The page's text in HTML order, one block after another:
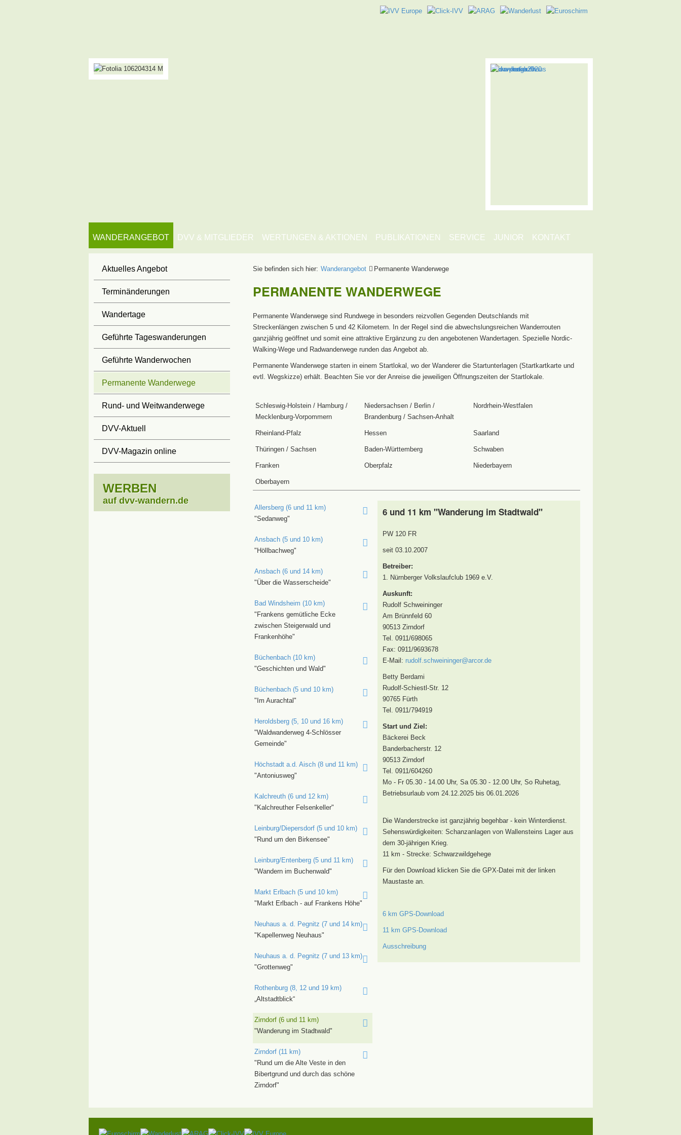
WANDERANGEBOT DVV & MITGLIEDER WERTUNGEN & AKTIONEN PUBLIKATIONEN SERVICE JUNIOR KONTAKT
Sie befinden sich hier: Wanderangebot Permanente Wanderwege
PERMANENTE WANDERWEGE
Permanente Wanderwege sind Rundwege in besonders reizvollen Gegenden Deutschlands mit
Streckenlängen zwischen 5 und 42 Kilometern. In der Regel sind die abwechslungsreichen Wanderrouten
ganzjährig geöffnet und somit eine attraktive Ergänzung zu den angebotenen Wandertagen. Spezielle Nordic-
Walking-Wege und Radwanderwege runden das Angebot ab.
Permanente Wanderwege starten in einem Startlokal, wo der Wanderer die Startunterlagen (Startkartkarte und
evtl. Wegskizze) erhält. Beachten Sie vor der Anreise die jeweiligen Öffnungszeiten der Startlokale.
Schleswig-Holstein / Hamburg /
Mecklenburg-Vorpommern
Niedersachsen / Berlin /
Brandenburg / Sachsen-Anhalt
Nordrhein-Westfalen
Rheinland-Pfalz Hessen Saarland
Thüringen / Sachsen Baden-Württemberg Schwaben
Franken Oberpfalz Niederbayern
Oberbayern
Allersberg (6 und 11 km)
"Sedanweg"
Ansbach (5 und 10 km)
"Höllbachweg"
Ansbach (6 und 14 km)
"Über die Wasserscheide"
Bad Windsheim (10 km)
"Frankens gemütliche Ecke
zwischen Steigerwald und
Frankenhöhe"
Büchenbach (10 km)
"Geschichten und Wald"
Büchenbach (5 und 10 km)
"Im Aurachtal"
Heroldsberg (5, 10 und 16 km)
"Waldwanderweg 4-Schlösser
Gemeinde"
Höchstadt a.d. Aisch (8 und 11 km)
"Antoniusweg"
Kalchreuth (6 und 12 km)
"Kalchreuther Felsenkeller"
Leinburg/Diepersdorf (5 und 10 km)
"Rund um den Birkensee"
Leinburg/Entenberg (5 und 11 km)
"Wandern im Buchenwald"
Markt Erlbach (5 und 10 km)
"Markt Erlbach - auf Frankens Höhe"
Neuhaus a. d. Pegnitz (7 und 14 km)
"Kapellenweg Neuhaus"
Neuhaus a. d. Pegnitz (7 und 13 km)
"Grottenweg"
Rothenburg (8, 12 und 19 km)
„Altstadtblick“
Zirndorf (6 und 11 km)
"Wanderung im Stadtwald"
Zirndorf (11 km)
"Rund um die Alte Veste in den
Bibertgrund und durch das schöne
Zirndorf"
6 und 11 km "Wanderung im Stadtwald"
PW 120 FR
seit 03.10.2007
Betreiber:
1. Nürnberger Volkslaufclub 1969 e.V.
Auskunft:
Rudolf Schweininger
Am Brünnfeld 60
90513 Zirndorf
Tel. 0911/698065
Fax: 0911/9693678
E-Mail: rudolf.schweininger@arcor.de
Betty Berdami
Rudolf-Schiestl-Str. 12
90765 Fürth
Tel. 0911/794919
Start und Ziel:
Bäckerei Beck
Banderbacherstr. 12
90513 Zirndorf
Tel. 0911/604260
Mo - Fr 05.30 - 14.00 Uhr, Sa 05.30 - 12.00 Uhr, So Ruhetag,
Betriebsurlaub vom 24.12.2025 bis 06.01.2026
Die Wanderstrecke ist ganzjährig begehbar - kein Winterdienst.
Sehenswürdigkeiten: Schanzanlagen von Wallensteins Lager aus
dem 30-jährigen Krieg.
11 km - Strecke: Schwarzwildgehege
Für den Download klicken Sie die GPX-Datei mit der linken
Maustaste an.
6 km GPS-Download
11 km GPS-Download
Ausschreibung
Aktuelles Angebot
Terminänderungen
Wandertage
Geführte Tageswanderungen
Geführte Wanderwochen
Permanente Wanderwege
Rund- und Weitwanderwege
DVV-Aktuell
DVV-Magazin online
WERBEN
auf dvv-wandern.de